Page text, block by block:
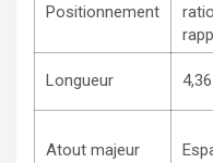
Positionnement
Longueur
Atout majeur